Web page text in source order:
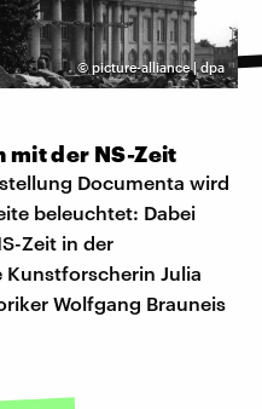
©picture-alliance | dpa
mit der NS-Zeit
Documenta wird
beleuchtet: Dabei
Zeit in der
Kunstforscherin Julia
Wolfgang Brauneis